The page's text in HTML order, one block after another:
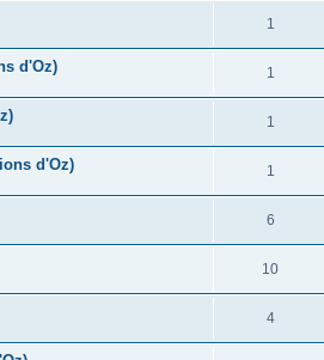
s
s
s
n
s
s
é
n
s
s
1
é
n
s
s
d'Oz) 1
é
n
s
s
1
é
o
n
s
s
d'Oz) 1
é
o
n
s
6R
é
o
n
10R
é
4R
é